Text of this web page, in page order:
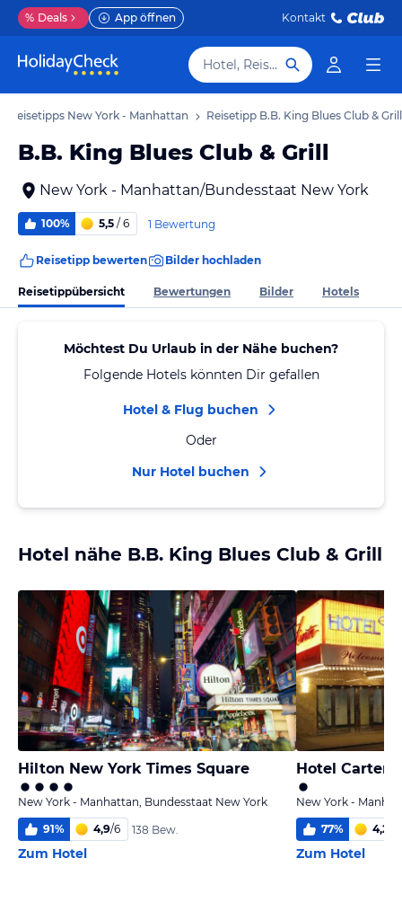
% Deals App öffnen Kontakt
Hotel, Reiseziel
Reisetipps New York - Manhattan Reisetipp B.B. King Blues Club & Grill
B.B. King Blues Club & Grill
New York - Manhattan/Bundesstaat New York
100% 5,5 / 6 1 Bewertung
Reisetipp bewerten Bilder hochladen
Reisetippübersicht Bewertungen Bilder Hotels
Möchtest Du Urlaub in der Nähe buchen?
Folgende Hotels könnten Dir gefallen
Hotel & Flug buchen
Oder
Nur Hotel buchen
Hotel nähe B.B. King Blues Club & Grill
Hilton New York Times Square
New York - Manhattan, Bundesstaat New York
91% 4,9/6 138 Bew.
Zum Hotel
Hotel Carter
New York -
77% 4,2
Zum Hotel